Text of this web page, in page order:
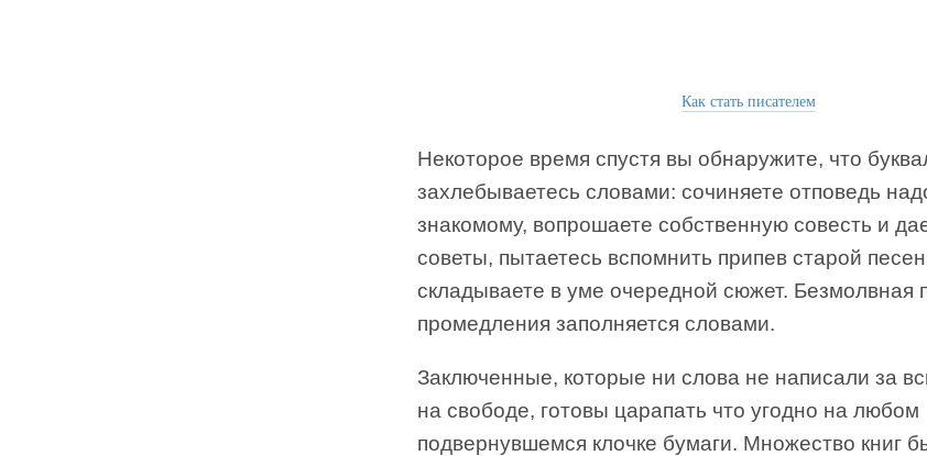
Как стать писателем
Некоторое время спустя вы обнаружите, что
захлебываетесь словами: сочиняете отповедь
знакомому, вопрошаете собственную совесть и
советы, пытаетесь вспомнить припев старой
складываете в уме очередной сюжет. Безмолвная
промедления заполняется словами.
Заключенные, которые ни слова не написали за
на свободе, готовы царапать что угодно на любом
подвернувшемся клочке бумаги. Множество книг